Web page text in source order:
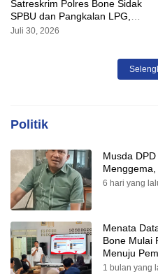
Satreskrim Polres Bone Sidak
SPBU dan Pangkalan LPG,
AKP Alvin Aji Imbau Pengelola
Juli 30, 2026
Politik
Musda
6 hari yang
Menata
Bone Mulai
Menuju
1 bulan yang